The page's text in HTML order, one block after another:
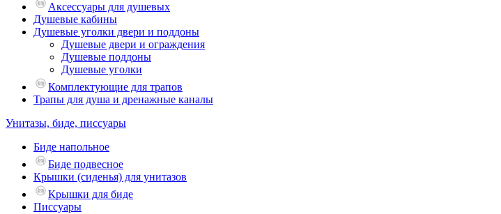
Аксессуары для душевых
Душевые кабины
Душевые уголки двери и поддоны
Душевые двери и ограждения
Душевые поддоны
Душевые уголки
Комплектующие для трапов
Трапы для душа и дренажные каналы
Унитазы, биде, писсуары
Биде напольное
Биде подвесное
Крышки (сиденья) для унитазов
Крышки для биде
Писсуары